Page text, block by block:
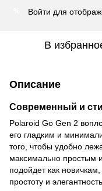
Войти для
В
Описание
Современный и
Polaroid Go Gen 2
его гладким и
того, чтобы удобно
максимально простым
подойдет как
простоту и элегантность.